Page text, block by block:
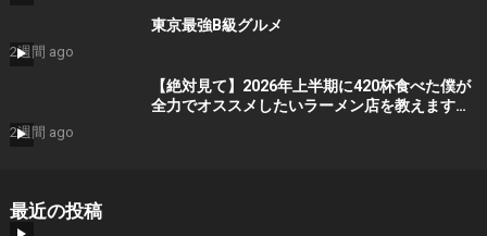
東京最強B級グルメ
2週間 ago
【絶対見て】2026年上半期に420杯食べた僕が
全力でオススメしたいラーメン店を教えます
2週間 ago
最近の投稿